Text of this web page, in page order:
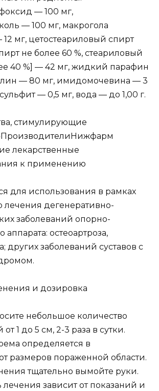
— 100 мг,
— 100 мг, макрогола
12 мг, цетостеариловый спирт
не более 60 %, стеариловый
40 %] — 42 мг, жидкий парафин
— 80 мг, имидомочевина — 3
— 0,5 мг, вода — до 1,00 г.
стимулирующие
лекарственные
к применению
для использования в рамках
лечения дегенеративно-
заболеваний опорно-
аппарата: остеоартроза,
других заболеваний суставов с
и дозировка
небольшое количество
1 до 5 см, 2-3 раза в сутки.
определяется в
размеров пораженной области.
тщательно вымойте руки.
лечения зависит от показаний и